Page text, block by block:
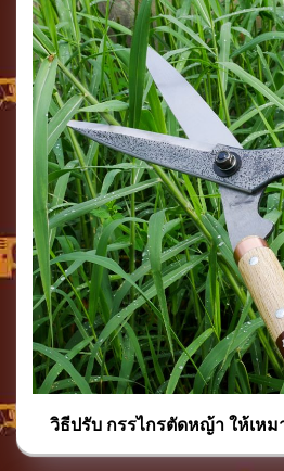
วิธีปรับ กรรไกรตัดหญ้า ให้เห